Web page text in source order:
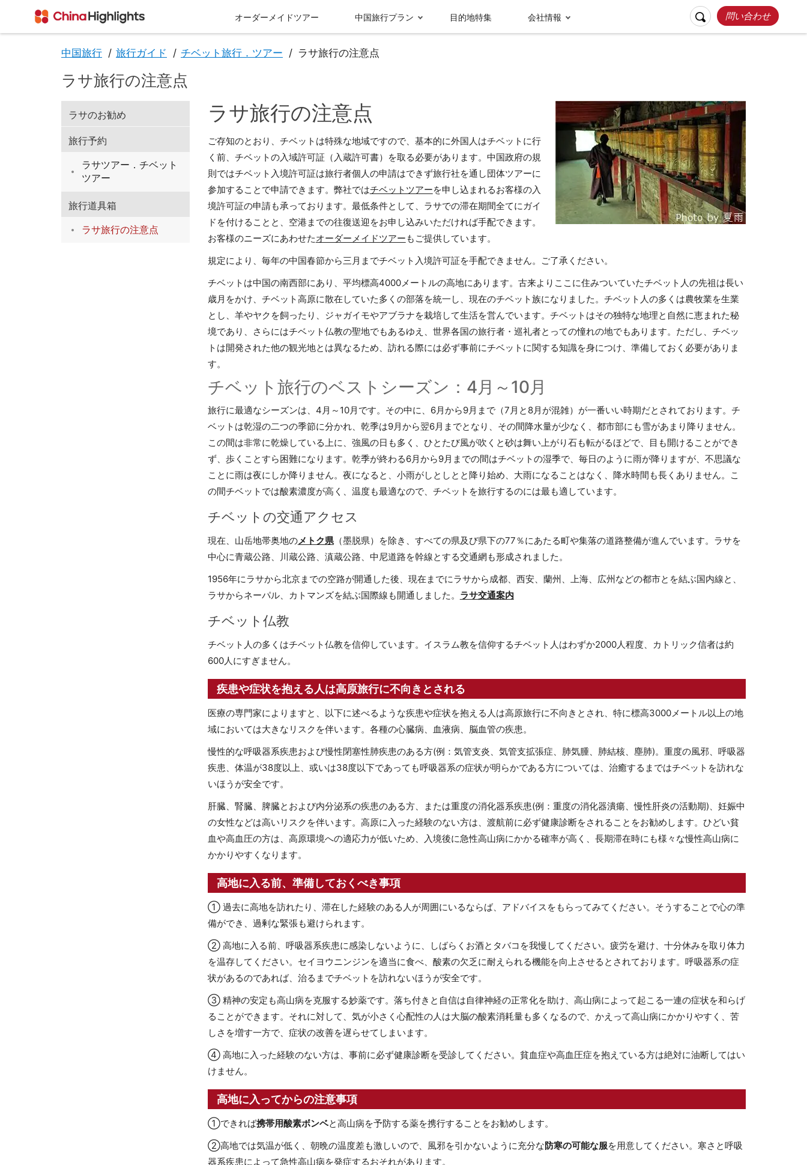
オーダーメイドツアー 中国旅行プラン
チベット 西安 九寨溝 成都 桂林
目的地特集 会社情報
会社情報
私たちについて グループ情報
受賞実績＆メディ
ア報
お客様の声
リスポンシブルト
ラベル
問い合わせ
中国旅行 旅行ガイド チベット旅行．ツアー ラサ旅行の注意点
ラサ旅行の注意点
ラサ旅行の注意点
ご存知のとおり、チベットは特殊な地域ですので、基本的に外国人はチベットに行
く前、チベットの入域許可証（入蔵許可書）を取る必要があります。中国政府の規
則ではチベット入境許可証は旅行者個人の申請はできず旅行社を通し団体ツアーに
参加することで申請できます。弊社ではチベットツアーを申し込まれるお客様の入
境許可証の申請も承っております。最低条件として、ラサでの滞在期間全てにガイ
ドを付けることと、空港までの往復送迎をお申し込みいただければ手配できます。
お客様のニーズにあわせたオーダーメイドツアー もご提供しています。
規定により、毎年の中国春節から三月までチベット入境許可証を手配できません。ご了承ください。
チベットは中国の南西部にあり、平均標高4000メートルの高地にあります。古来よりここに住みついていたチベット人の先祖は長い
歳月をかけ、チベット高原に散在していた多くの部落を統一し、現在のチベット族になりました。チベット人の多くは農牧業を生業
とし、羊やヤクを飼ったり、ジャガイモやアブラナを栽培して生活を営んでいます。チベットはその独特な地理と自然に恵まれた秘
境であり、さらにはチベット仏教の聖地でもあるゆえ、世界各国の旅行者・巡礼者とっての憧れの地でもあります。ただし、チベッ
トは開発された他の観光地とは異なるため、訪れる際には必ず事前にチベットに関する知識を身につけ、準備しておく必要がありま
す。
チベット旅行のベストシーズン：4月～10月
旅行に最適なシーズンは、4月～10月です。その中に、6月から9月まで（7月と8月が混雑）が一番いい時期だとされております。チ
ベットは乾湿の二つの季節に分かれ、乾季は9月から翌6月までとなり、その間降水量が少なく、都市部にも雪があまり降りません。
この間は非常に乾燥している上に、強風の日も多く、ひとたび風が吹くと砂は舞い上がり石も転がるほどで、目も開けることができ
ず、歩くことすら困難になります。乾季が終わる6月から9月までの間はチベットの湿季で、毎日のように雨が降りますが、不思議な
ことに雨は夜にしか降りません。夜になると、小雨がしとしとと降り始め、大雨になることはなく、降水時間も長くありません。こ
の間チベットでは酸素濃度が高く、温度も最適なので、チベットを旅行するのには最も適しています。
チベットの交通アクセス
現在、山岳地帯奥地のメトク県（墨脱県）を除き、すべての県及び県下の77％にあたる町や集落の道路整備が進んでいます。ラサを
中心に青蔵公路、川蔵公路、滇蔵公路、中尼道路を幹線とする交通網も形成されました。
1956年にラサから北京までの空路が開通した後、現在までにラサから成都、西安、蘭州、上海、広州などの都市とを結ぶ国内線と、
ラサからネーパル、カトマンズを結ぶ国際線も開通しました。 ラサ交通案内
チベット仏教
チベット人の多くはチベット仏教を信仰しています。イスラム教を信仰するチベット人はわずか2000人程度、カトリック信者は約
600人にすぎません。
疾患や症状を抱える人は高原旅行に不向きとされる
医療の専門家によりますと、以下に述べるような疾患や症状を抱える人は高原旅行に不向きとされ、特に標高3000メートル以上の地
域においては大きなリスクを伴います。各種の心臓病、血液病、脳血管の疾患。
慢性的な呼吸器系疾患および慢性閉塞性肺疾患のある方(例：気管支炎、気管支拡張症、肺気腫、肺結核、塵肺)。重度の風邪、呼吸器
疾患、体温が38度以上、或いは38度以下であっても呼吸器系の症状が明らかである方については、治癒するまではチベットを訪れな
いほうが安全です。
肝臓、腎臓、脾臓とおよび内分泌系の疾患のある方、または重度の消化器系疾患(例：重度の消化器潰瘍、慢性肝炎の活動期)、妊娠中
の女性などは高いリスクを伴います。高原に入った経験のない方は、渡航前に必ず健康診断をされることをお勧めします。ひどい貧
血や高血圧の方は、高原環境への適応力が低いため、入境後に急性高山病にかかる確率が高く、長期滞在時にも様々な慢性高山病に
かかりやすくなります。
高地に入る前、準備しておくべき事項
① 過去に高地を訪れたり、滞在した経験のある人が周囲にいるならば、アドバイスをもらってみてください。そうすることで心の準
備ができ、過剰な緊張も避けられます。
② 高地に入る前、呼吸器系疾患に感染しないように、しばらくお酒とタバコを我慢してください。疲労を避け、十分休みを取り体力
を温存してください。セイヨウニンジンを適当に食べ、酸素の欠乏に耐えられる機能を向上させるとされております。呼吸器系の症
状があるのであれば、治るまでチベットを訪れないほうが安全です。
③ 精神の安定も高山病を克服する妙薬です。落ち付きと自信は自律神経の正常化を助け、高山病によって起こる一連の症状を和らげ
ることができます。それに対して、気が小さく心配性の人は大脳の酸素消耗量も多くなるので、かえって高山病にかかりやすく、苦
しさを増す一方で、症状の改善を遅らせてしまいます。
④ 高地に入った経験のない方は、事前に必ず健康診断を受診してください。貧血症や高血圧症を抱えている方は絶対に油断してはい
けません。
高地に入ってからの注意事項
①できれば携帯用酸素ボンベと高山病を予防する薬を携行することをお勧めします。
②高地では気温が低く、朝晩の温度差も激しいので、風邪を引かないように充分な防寒の可能な服を用意してください。寒さと呼吸
器系疾患によって急性高山病を発症するおそれがあります。
ラサのお勧め
旅行予約
ラサツアー．チベット
ツアー
旅行道具箱
ラサ旅行の注意点